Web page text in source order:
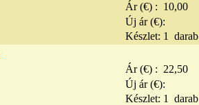
Ár (€) : 10,00
Új ár (€):
Készlet: 1 darab
Ár (€) : 22,50
Új ár (€):
Készlet: 1 darab